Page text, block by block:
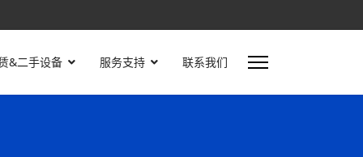
&二手设备 服务支持 联系我们